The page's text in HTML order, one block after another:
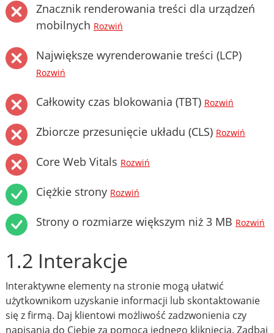
Znacznik renderowania treści dla urządzeń
mobilnych Rozwiń
Największe wyrenderowanie treści (LCP)
Rozwiń
Całkowity czas blokowania (TBT) Rozwiń
Zbiorcze przesunięcie układu (CLS) Rozwiń
Core Web Vitals Rozwiń
Ciężkie strony Rozwiń
Strony o rozmiarze większym niż 3 MB Rozwiń
1.2 Interakcje
Interaktywne elementy na stronie mogą ułatwić
użytkownikom uzyskanie informacji lub skontaktowanie
się z firmą. Daj klientowi możliwość zadzwonienia czy
napisania do Ciebie za pomocą jednego kliknięcia. Zadbaj